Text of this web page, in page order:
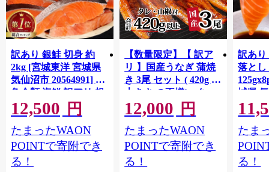
訳あり 銀鮭 切身 約
2kg [宮城東洋 宮城県
気仙沼市 20564991] 鮭
魚介類 海鮮 訳アリ 規
格外 不揃い さけ サケ
鮭切身 シャケ 切り身
冷凍 家庭用 おかず 弁
当 支援 サーモン 銀鮭
切り身 魚 わけあり
12,500 円
たまったWAON
POINTで寄附でき
る！
【数量限定】【 訳ア
リ 】国産うなぎ 蒲焼
き 3尾 セット ( 420g )
大きさ の不揃い タ
レ・山椒付き ウナギ
鰻 ふぞろい 不揃い う
な重 ひつまぶし 人気
茨城 八千代町 ふるさ
と納税 冷凍 [SF951ya]
12,000 円
たまったWAON
POINTで寄附でき
る！
訳あり
落とし
城県
お刺し
生 生
鮭 銀
介
たま
る！